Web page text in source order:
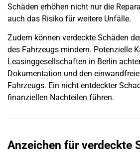
Schäden erhöhen nicht nur die
auch das Risiko für weitere Unfälle.
Zudem können verdeckte Schäden
des Fahrzeugs mindern. Potenzielle
Leasinggesellschaften in Berlin
Dokumentation und den
Fahrzeugs. Ein nicht entdeckter
finanziellen Nachteilen führen.
Anzeichen für verdeckte